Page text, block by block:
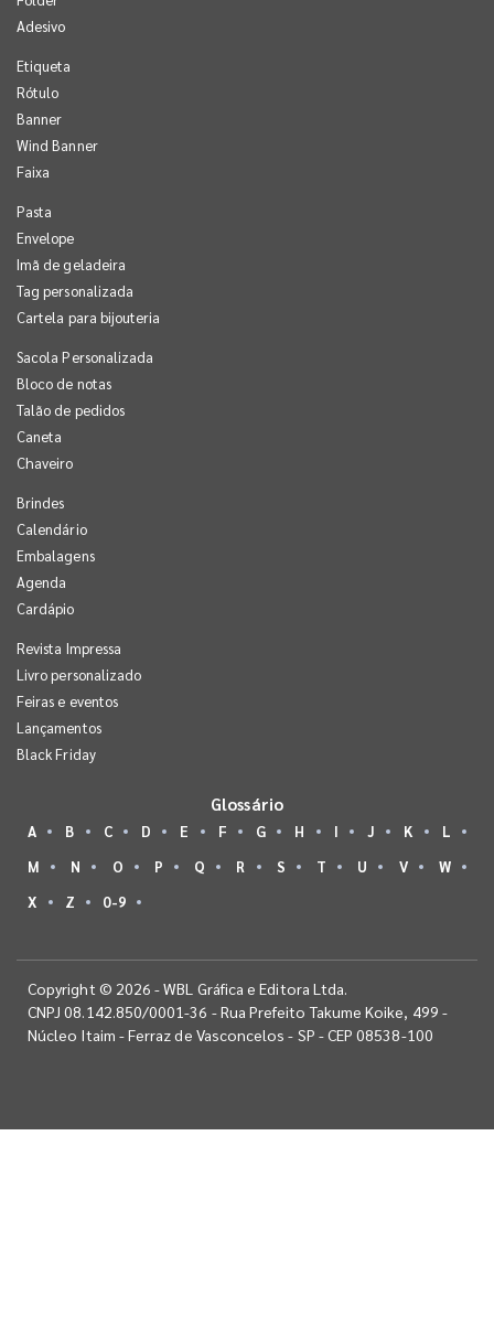
Adesivo
Etiqueta
Rótulo
Banner
Wind Banner
Faixa
Pasta
Envelope
Imã de geladeira
Tag personalizada
Cartela para bijouteria
Sacola Personalizada
Bloco de notas
Talão de pedidos
Caneta
Chaveiro
Brindes
Calendário
Embalagens
Agenda
Cardápio
Revista Impressa
Livro personalizado
Feiras e eventos
Lançamentos
Black Friday
Glossário
A B C D E F G H I J K
L
M
N O P Q R S T U V
W
X
Z 0-9
Copyright © 2026 - WBL Gráfica e Editora Ltda.
CNPJ 08.142.850/0001-36 - Rua Prefeito Takume Koike, 499 -
Núcleo Itaim - Ferraz de Vasconcelos - SP - CEP 08538-100